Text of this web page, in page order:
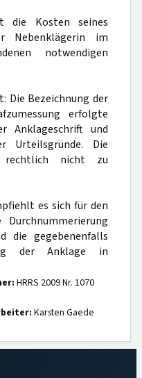
die Kosten seines
Nebenklägerin im
notwendigen
Die Bezeichnung der
erfolgte
Anklageschrift und
Die
rechtlich nicht zu
es sich für den
die gegebenenfalls
der Anklage in
HRRS 2009 Nr. 1070
Karsten Gaede